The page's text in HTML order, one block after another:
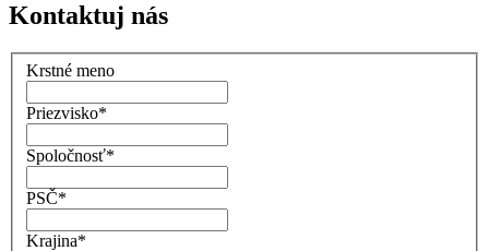
Kontaktuj nás
Krstné meno
Priezvisko*
Spoločnosť*
PSČ*
Krajina*